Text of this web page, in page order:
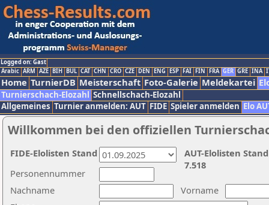
Logged on: Gast
Arabic ARM AZE BIH BUL CAT CHN CRO CZE DEN ENG ESP FAI FIN FRA GER GRE INA
Home TurnierDB Meisterschaft Foto-Galerie Meldekartei
Turnierschach-Elozahl Schnellschach-Elozahl
Allgemeines Turnier anmelden: AUT FIDE Spieler anmelden Elo
Willkommen bei den offiziellen
Nachname
Vorname
Personennummer
AUT-Elolisten
7.518
FIDE-Elolisten Stand